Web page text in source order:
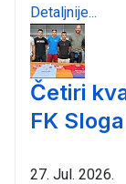
Detaljnije...
Četiri
FK Sloga
27. Jul. 2026.